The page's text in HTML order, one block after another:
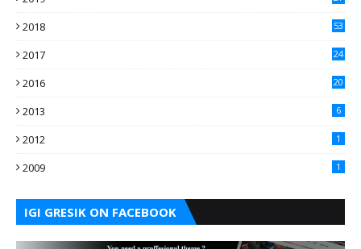
2018 53
2017 24
2016 20
2013 6
2012 1
2009 1
IGI GRESIK ON FACEBOOK